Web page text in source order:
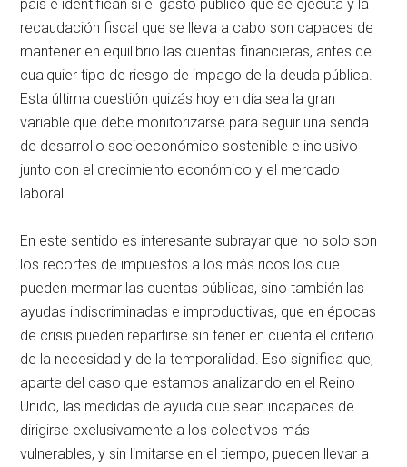
país e identifican si el gasto publico que se ejecuta y la
recaudación fiscal que se lleva a cabo son capaces de
mantener en equilibrio las cuentas financieras, antes de
cualquier tipo de riesgo de impago de la deuda pública.
Esta última cuestión quizás hoy en día sea la gran
variable que debe monitorizarse para seguir una senda
de desarrollo socioeconómico sostenible e inclusivo
junto con el crecimiento económico y el mercado
laboral.
En este sentido es interesante subrayar que no solo son
los recortes de impuestos a los más ricos los que
pueden mermar las cuentas públicas, sino también las
ayudas indiscriminadas e improductivas, que en épocas
de crisis pueden repartirse sin tener en cuenta el criterio
de la necesidad y de la temporalidad. Eso significa que,
aparte del caso que estamos analizando en el Reino
Unido, las medidas de ayuda que sean incapaces de
dirigirse exclusivamente a los colectivos más
vulnerables, y sin limitarse en el tiempo, pueden llevar a